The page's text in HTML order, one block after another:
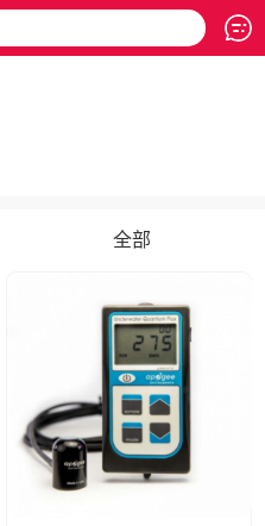
全部